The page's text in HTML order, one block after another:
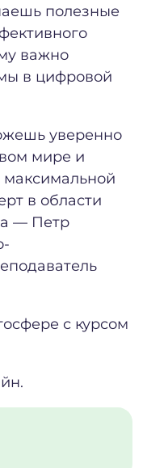
полезные
важно
в цифровой
уверенно
мире и
максимальной
в области
— Петр
с курсом